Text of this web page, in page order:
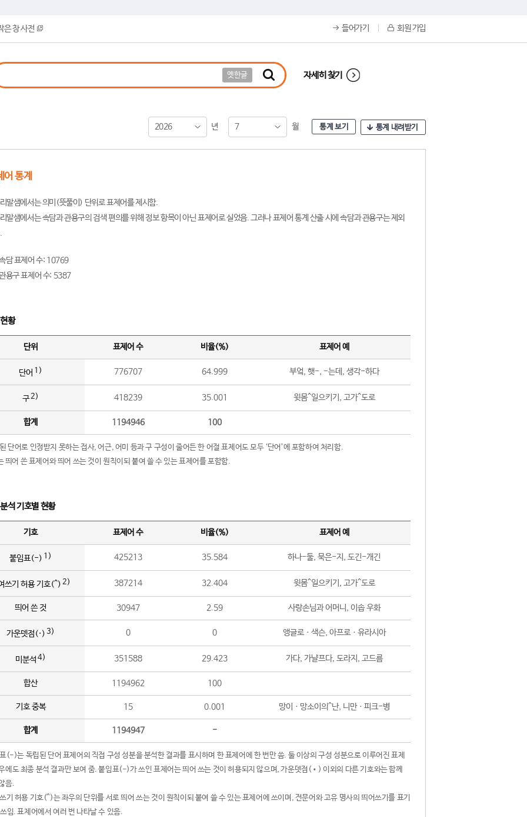
은 창 사전 들어가기 회원 가입
옛한글 자세히 찾기
2026 년 7 월 통계 보기 통계 내려받기
어 통계
말샘에서는 의미(뜻풀이) 단위로 표제어를 제시함.
말샘에서는 속담과 관용구의 검색 편의를 위해 정보 항목이 아닌 표제어로 실었음. 그러나 표제어 통계 산출 시에 속담과 관용구는 제외
담 표제어 수: 10769
용구 표제어 수: 5387
황
단위 표제어 수 비율(%) 표제어 예
단어 1) 776707 64.999 부엌, 햇-, -는데, 생각-하다
구2) 418239 35.001 윗몸^일으키기, 고가^도로
합계 1194946 100
단어로 인정받지 못하는 접사, 어근, 어미 등과 구 구성이 줄어든 한 어절 표제어도 모두 ‘단어’에 포함하여 처리함.
띄어 쓴 표제어와 띄어 쓰는 것이 원칙이되 붙여 쓸 수 있는 표제어를 포함함.
석 기호별 현황
기호 표제어 수 비율(%) 표제어 예
붙임표(-) 1) 425213 35.584 하나-둘, 묵은-지, 도긴-개긴
쓰기 허용 기호(^) 2) 387214 32.404 윗몸^일으키기, 고가^도로
띄어 쓴 것 30947 2.59 사랑손님과 어머니, 이솝 우화
가운뎃점(·) 3) 0 0 앵글로ㆍ색슨, 아프로ㆍ유라시아
미분석 4) 351588 29.423 가다, 가냘프다, 도라지, 고드름
합산 1194962 100
기호 중복 15 0.001 망이ㆍ망소이의^난, 니만ㆍ피크-병
합계 1194947 -
(-)는 독립된 단어 표제어의 직접 구성 성분을 분석한 결과를 표시하며 한 표제어에 한 번만 씀. 둘 이상의 구성 성분으로 이루어진 표제
에도 최종 분석 결과만 보여 줌. 붙임표(-)가 쓰인 표제어는 띄어 쓰는 것이 허용되지 않으며, 가운뎃점(•) 이외의 다른 기호와는 함께
음.
기 허용 기호(^)는 좌우의 단위를 서로 띄어 쓰는 것이 원칙이되 붙여 쓸 수 있는 표제어에 쓰이며, 전문어와 고유 명사의 띄어쓰기를 표기
임. 표제어에서 여러 번 나타날 수 있음.